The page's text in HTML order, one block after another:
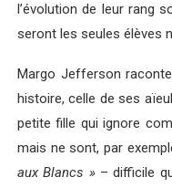
l’évolution de leur rang
seront les seules élèves
Margo Jefferson
histoire, celle de ses
petite fille qui ignore
mais ne sont, par
aux Blancs » – difficile